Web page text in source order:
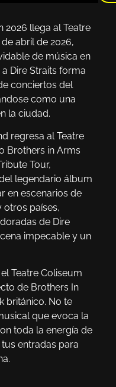
2026 llega al Teatre
abril de 2026,
de música en
Dire Straits forma
conciertos del
como una
la ciudad.
regresa al Teatre
Brothers in Arms
Tour,
legendario álbum
en escenarios de
otros países,
de Dire
impecable y un
Teatre Coliseum
de Brothers In
británico. No te
que evoca la
toda la energía de
entradas para